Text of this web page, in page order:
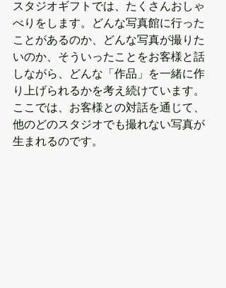
スタジオギフトでは、たくさんおしゃ
べりをします。どんな写真館に行った
ことがあるのか、どんな写真が撮りた
いのか、そういったことをお客様と話
しながら、どんな「作品」を一緒に作
り上げられるかを考え続けています。
ここでは、お客様との対話を通じて、
他のどのスタジオでも撮れない写真が
生まれるのです。